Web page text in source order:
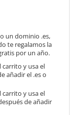
un dominio .es,
te regalamos la
por un año.
carrito y usa el
añadir el .es o
carrito y usa el
de añadir